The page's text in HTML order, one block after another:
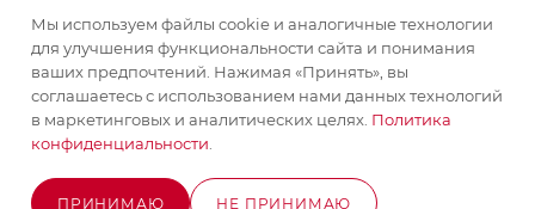
КОНТАКТЫ
+7 (495) 580-58-52 ЗАКАЗАТЬ ЗВОНОК
Мы используем файлы cookie и аналогичные технологии
для улучшения функциональности сайта и понимания
ваших предпочтений. Нажимая «Принять», вы
соглашаетесь с использованием нами данных технологий
в маркетинговых и аналитических целях. Политика
конфиденциальности
ПРИНИМАЮ НЕ ПРИНИМАЮ